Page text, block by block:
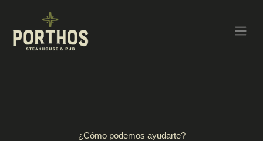
¿Cómo podemos ayudarte?